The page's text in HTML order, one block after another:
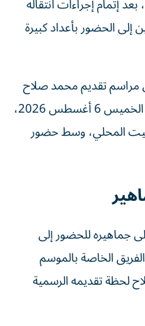
الحضور بأعداد كبيرة
مراسم تقديم محمد صلاح
ستقام على ملعب بابارا بارك، غداً الخميس 6 أغسطس 2026،
مساءً بالتوقيت المحلي، وسط حضور
جماهيره للحضور إلى
الخاصة بالموسم
لحظة تقديمه الرسمية